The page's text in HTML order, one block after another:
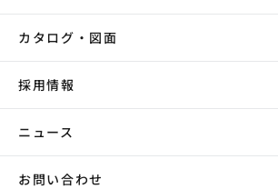
カタログ・図面
採用情報
ニュース
お問い合わせ